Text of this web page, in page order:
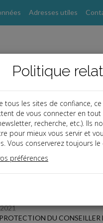
Adresses utiles
dernières dépêches
DU CONSEILLER
Politique
tous les sites de confiance,
de vous connecter en tout
recherche, etc.). Ils
pour mieux vous servir et
Vous conserverez toujours
préférences